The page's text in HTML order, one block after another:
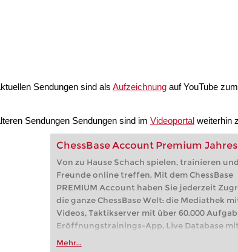
Sendungen sind als Aufzeichnung auf YouTube
Sendungen Sendungen sind im Videoportal weiterhin
ChessBase Account Premium
Von zu Hause Schach spielen, trainieren und
Freunde online treffen. Mit dem ChessBase
PREMIUM Account haben Sie jederzeit
die ganze ChessBase Welt: die Mediathek
Videos, Taktikserver mit über 60.000
Eröffnungstrainings-App, Live Database
Partien, der Online-Fritz, Let's Check,
Mehr...